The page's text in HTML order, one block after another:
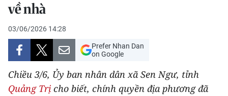
KINH TẾ
VĂN HÓA
XÃ HỘI
PHÁP LUẬT
về nhà
03/06/2026 14:28
Prefer Nhan Dan
on Google
Chiều 3/6, Ủy ban nhân dân xã Sen Ngư, tỉnh
Quảng Trị cho biết, chính quyền địa phương đã